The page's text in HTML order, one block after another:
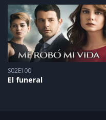
S02E100
El funeral